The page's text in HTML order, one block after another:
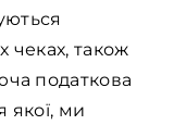
чеках, також
податкова
якої, ми